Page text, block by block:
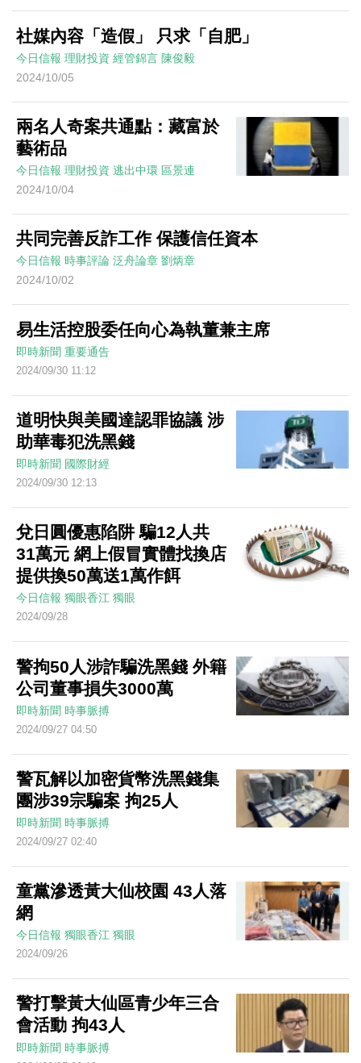
社媒內容「造假」 只求「自肥」
今日信報 理財投資 經管錦言 陳俊毅
2024/10/05
兩名人奇案共通點：藏富於
藝術品
今日信報 理財投資 逃出中環 區景連
2024/10/04
共同完善反詐工作 保護信任資本
今日信報 時事評論 泛舟論章 劉炳章
2024/10/02
易生活控股委任向心為執董兼主席
即時新聞 重要通告
2024/09/30 11:12
道明快與美國達認罪協議 涉
助華毒犯洗黑錢
即時新聞 國際財經
2024/09/30 12:13
兌日圓優惠陷阱 騙12人共
31萬元 網上假冒實體找換店
提供換50萬送1萬作餌
今日信報 獨眼香江 獨眼
2024/09/28
警拘50人涉詐騙洗黑錢 外籍
公司董事損失3000萬
即時新聞 時事脈搏
2024/09/27 04:50
警瓦解以加密貨幣洗黑錢集
團涉39宗騙案 拘25人
即時新聞 時事脈搏
2024/09/27 02:40
童黨滲透黃大仙校園 43人落
網
今日信報 獨眼香江 獨眼
2024/09/26
警打擊黃大仙區青少年三合
會活動 拘43人
即時新聞 時事脈搏